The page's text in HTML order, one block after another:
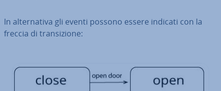
In al­ter­na­ti­va gli eventi possono essere indicati con la
freccia di tran­si­zio­ne: